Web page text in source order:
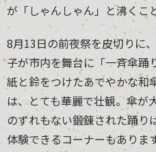
が「しゃんしゃん」と沸くこ
8月13日の前夜祭を皮切りに
子が市内を舞台に「一斉傘踊
紙と鈴をつけたあでやかな和
は、とても華麗で壮観。傘が
のずれもない鍛錬された踊り
体験できるコーナーもあります